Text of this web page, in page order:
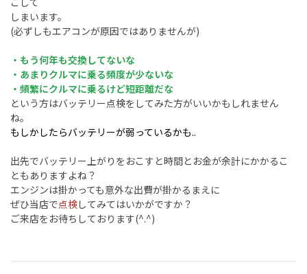
しまいます。
(必ずしもエアコンが原因ではありませんが)
・もう何年も交換してないな
・あまりクルマに乗る頻度が少ないな
・頻繁にクルマに乗るけど短距離だな
という方はバッテリー点検をしてみた方がいいかもしれません
ね。
もしかしたらバッテリーが弱っているかも..
出先でバッテリー上がりをおこすと時間とお金が余計にかかるこ
ともありますよね？
エンジンは掛かっても意外な出費が掛かるまえに
ぜひ当店で点検してみてはいかがですか？
ご来店をお待ちしております(^.^)